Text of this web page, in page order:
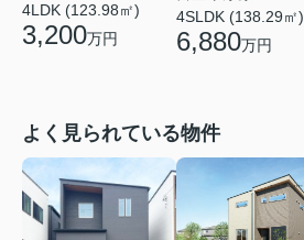
4LDK (123.98㎡)
3,200万円
4SLDK (138.29㎡)
6,880万円
よく見られている物件